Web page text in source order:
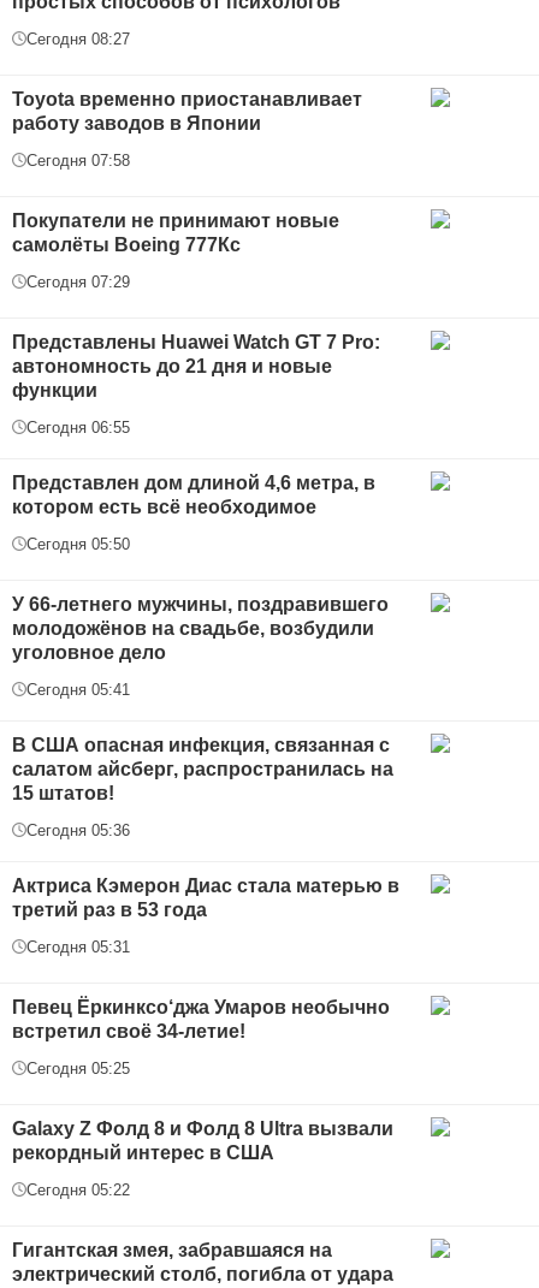
Сегодня 08:27
Toyota временно приостанавливает
работу заводов в Японии
Сегодня 07:58
Покупатели не принимают новые
самолёты Boeing 777Кс
Сегодня 07:29
Представлены Huawei Watch GT 7 Pro:
автономность до 21 дня и новые
функции
Сегодня 06:55
Представлен дом длиной 4,6 метра, в
котором есть всё необходимое
Сегодня 05:50
У 66-летнего мужчины, поздравившего
молодожёнов на свадьбе, возбудили
уголовное дело
Сегодня 05:41
В США опасная инфекция, связанная с
салатом айсберг, распространилась на
15 штатов!
Сегодня 05:36
Актриса Кэмерон Диас стала матерью в
третий раз в 53 года
Сегодня 05:31
Певец Ёркинксо‘джа Умаров необычно
встретил своё 34-летие!
Сегодня 05:25
Galaxy Z Фолд 8 и Фолд 8 Ultra вызвали
рекордный интерес в США
Сегодня 05:22
Гигантская змея, забравшаяся на
электрический столб, погибла от удара